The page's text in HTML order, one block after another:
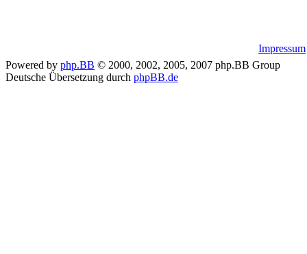
Impressum
Powered by php.BB © 2000, 2002, 2005, 2007 php.BB Group
Deutsche Übersetzung durch phpBB.de